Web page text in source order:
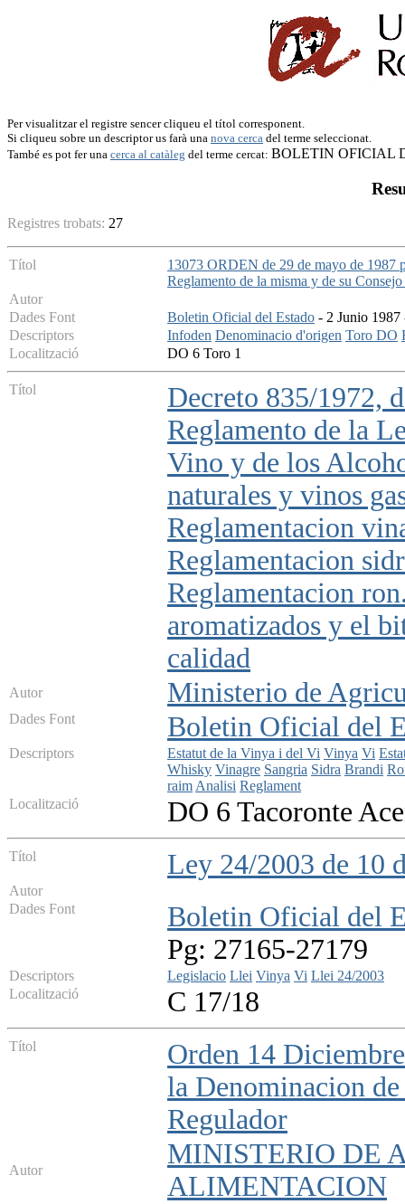
Per visualitzar el registre sencer cliqueu el títol corresponent.
Si cliqueu sobre un descriptor us farà una nova cerca del terme seleccionat.
També es pot fer una cerca al catàleg del terme cercat: BOLETIN OFICIAL
Registres trobats: 27
Títol
13073 ORDEN de 29 de mayo de 1987
Reglamento de la misma y de su
Autor
Dades Font
Boletin Oficial del Estado - 2 Junio
Descriptors
Infoden Denominacio d'origen Toro DO
Localització
DO 6 Toro 1
Títol
Decreto 835/1972,
Reglamento de la
Vino y de los
naturales y vinos
Reglamentacion
Reglamentacion
Reglamentacion
aromatizados y el
calidad
Autor Ministerio de
Dades Font Boletin Oficial del
Descriptors Estatut de la Vinya i del Vi Vinya Vi
Whisky Vinagre Sangria Sidra Brandi
raimAnalisi Reglament
Localització
DO 6 Tacoronte
Títol Ley 24/2003 de 10
Autor
Dades Font
Boletin Oficial del
Pg: 27165-27179
Descriptors Legislacio Llei Vinya Vi Llei 24/2003
Localització
C 17/18
Títol
Orden 14
la Denominacion
Regulador
Autor
MINISTERIO DE
ALIMENTACION